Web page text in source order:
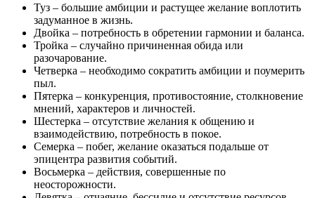
Туз – большие амбиции и растущее желание воплотить
задуманное в жизнь.
Двойка – потребность в обретении гармонии и баланса.
Тройка – случайно причиненная обида или
разочарование.
Четверка – необходимо сократить амбиции и поумерить
пыл.
Пятерка – конкуренция, противостояние, столкновение
мнений, характеров и личностей.
Шестерка – отсутствие желания к общению и
взаимодействию, потребность в покое.
Семерка – побег, желание оказаться подальше от
эпицентра развития событий.
Восьмерка – действия, совершенные по
неосторожности.